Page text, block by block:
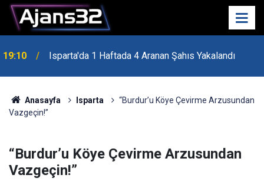
19:10 Isparta'da 1 Haftada 4 Aranan Şahıs Yakalandı
19:04 Zabun'dan Dostluk Yolu Mesajı
Anasayfa Isparta
“Burdur’u Köye Çevirme Arzusundan
Vazgeçin!”
“Burdur’u Köye Çevirme Arzusundan
Vazgeçin!”